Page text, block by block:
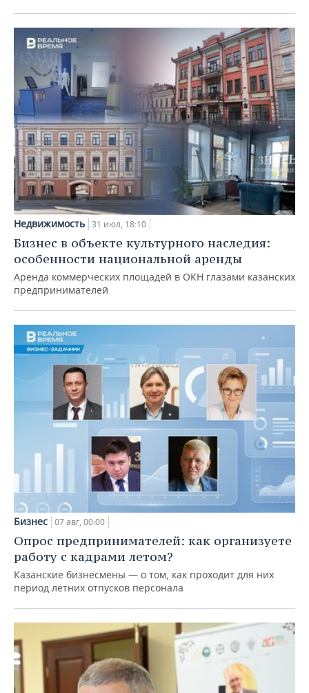
Недвижимость 31 июл, 18:10
Бизнес в объекте культурного наследия:
особенности национальной аренды
Аренда коммерческих площадей в ОКН глазами казанских
предпринимателей
Бизнес 07 авг, 00:00
Опрос предпринимателей: как организуете
работу с кадрами летом?
Казанские бизнесмены — о том, как проходит для них
период летних отпусков персонала